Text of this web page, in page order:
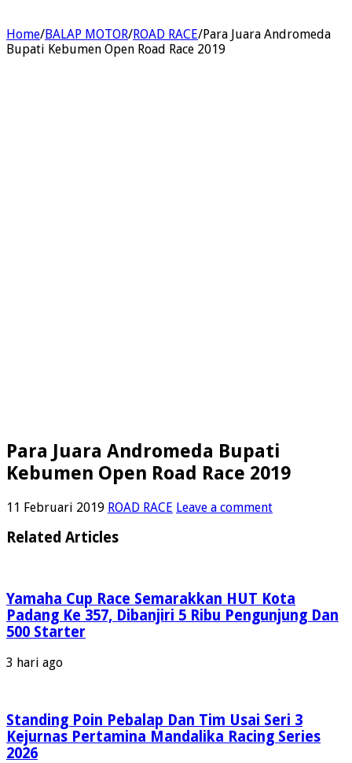
Home/BALAP MOTOR/ROAD RACE/Para Juara Andromeda
Bupati Kebumen Open Road Race 2019
Para Juara Andromeda Bupati
Kebumen Open Road Race 2019
11 Februari 2019 ROAD RACE Leave a comment
Related Articles
Yamaha Cup Race Semarakkan HUT Kota
Padang Ke 357, Dibanjiri 5 Ribu Pengunjung Dan
500 Starter
3 hari ago
Standing Poin Pebalap Dan Tim Usai Seri 3
Kejurnas Pertamina Mandalika Racing Series
2026